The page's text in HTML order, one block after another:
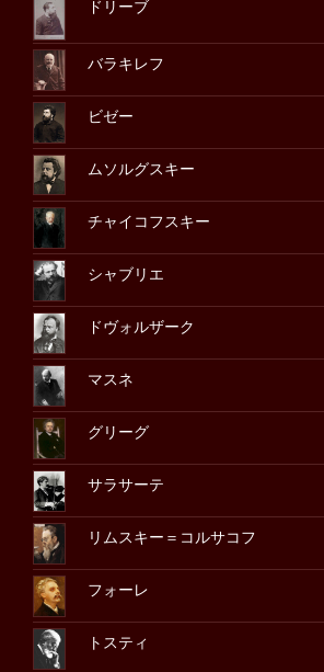
ドリーブ
バラキレフ
ビゼー
ムソルグスキー
チャイコフスキー
シャブリエ
ドヴォルザーク
マスネ
グリーグ
サラサーテ
リムスキー＝コルサコフ
フォーレ
トスティ